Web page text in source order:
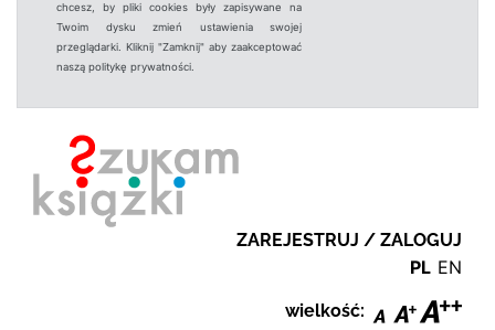
chcesz, by pliki cookies były zapisywane na
Twoim dysku zmień ustawienia swojej
przeglądarki. Kliknij "Zamknij" aby zaakceptować
naszą politykę prywatności.
ZAREJESTRUJ / ZALOGUJ
PL EN
wielkość: